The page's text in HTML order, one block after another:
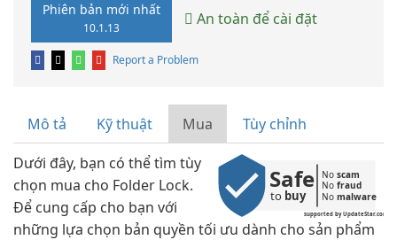
Phiên bản mới nhất
10.1.13 An toàn để cài đặt
Report a Problem
Mô tả Kỹ thuật Mua Tùy chỉnh
supported by UpdateStar.com
Safe
to buy
No scam
No fraud
No malware
Dưới đây, bạn có thể tìm tùy
chọn mua cho Folder Lock.
Để cung cấp cho bạn với
những lựa chọn bản quyền tối ưu dành cho sản phẩm